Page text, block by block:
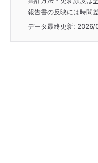
報告書の反映には時間
データ最終更新: 2026/